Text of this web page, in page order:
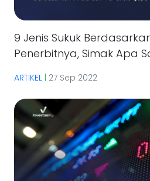
9 Jenis Sukuk
Penerbitnya, Simak Apa
ARTIKEL | 27 Sep 2022